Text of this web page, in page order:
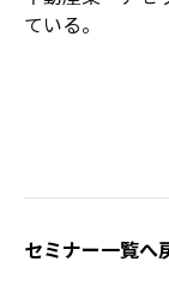
ている。
セミナー一覧へ